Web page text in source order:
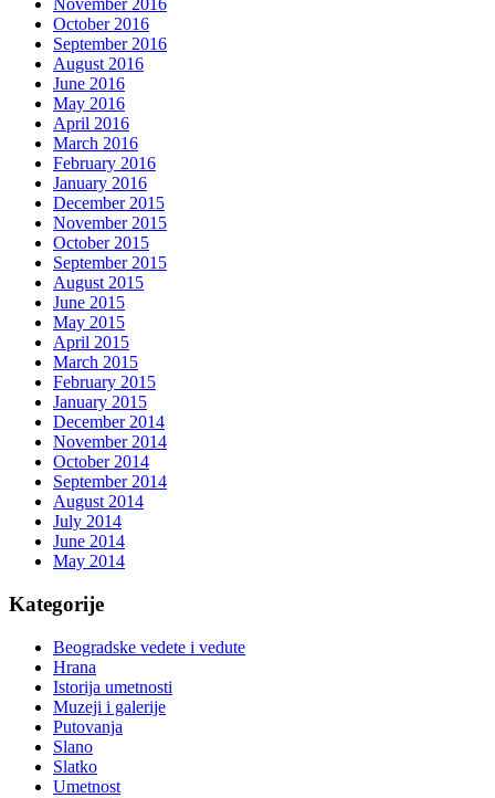
November 2016
October 2016
September 2016
August 2016
June 2016
May 2016
April 2016
March 2016
February 2016
January 2016
December 2015
November 2015
October 2015
September 2015
August 2015
June 2015
May 2015
April 2015
March 2015
February 2015
January 2015
December 2014
November 2014
October 2014
September 2014
August 2014
July 2014
June 2014
May 2014
Kategorije
Beogradske vedete i vedute
Hrana
Istorija umetnosti
Muzeji i galerije
Putovanja
Slano
Slatko
Umetnost